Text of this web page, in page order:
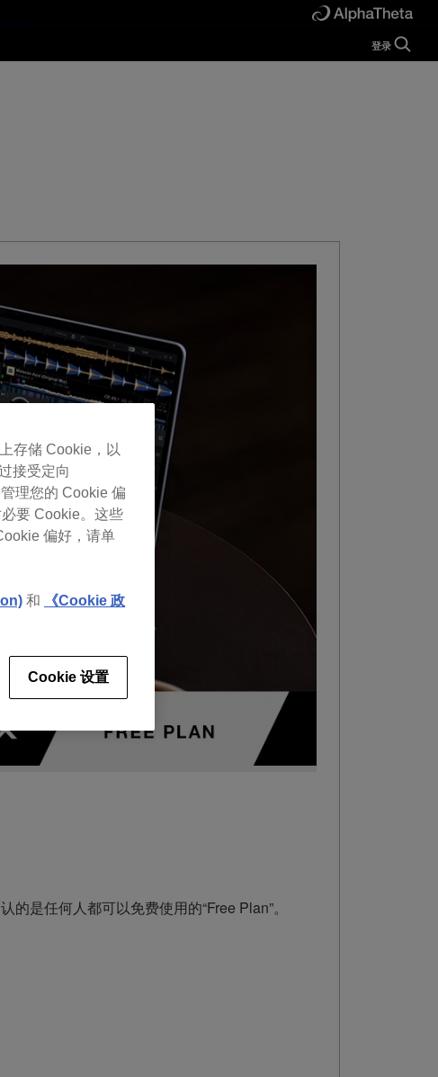
登录
是任何人都可以免费使用的“Free Plan”。
存储 Cookie，以
接受定向
理您的 Cookie 偏
要 Cookie。这些
偏好，请单
和
《Cookie 政
Cookie 设置